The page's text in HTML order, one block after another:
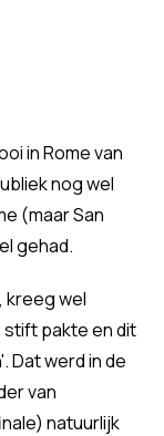
in Rome van
nog wel
(maar San
gehad.
kreeg wel
pakte en dit
Dat werd in de
van
natuurlijk